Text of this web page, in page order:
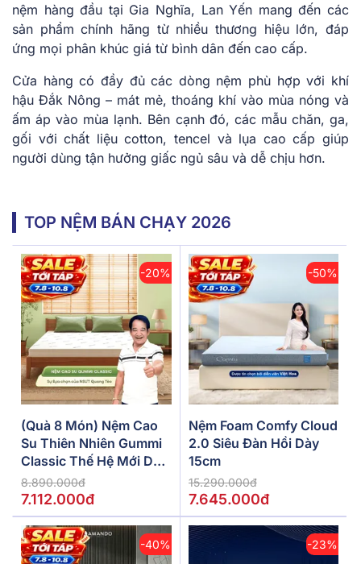
nệm hàng đầu tại Gia Nghĩa, Lan Yến mang đến các
sản phẩm chính hãng từ nhiều thương hiệu lớn, đáp
ứng mọi phân khúc giá từ bình dân đến cao cấp.
Cửa hàng có đầy đủ các dòng nệm phù hợp với khí
hậu Đắk Nông – mát mẻ, thoáng khí vào mùa nóng và
ấm áp vào mùa lạnh. Bên cạnh đó, các mẫu chăn, ga,
gối với chất liệu cotton, tencel và lụa cao cấp giúp
người dùng tận hưởng giấc ngủ sâu và dễ chịu hơn.
TOP NỆM BÁN CHẠY 2026
-20%
(Quà 8 Món) Nệm Cao
Su Thiên Nhiên Gummi
Classic Thế Hệ Mới Dày
5/10/15cm
8.890.000đ
7.112.000đ
-50%
Nệm Foam Comfy Cloud
2.0 Siêu Đàn Hồi Dày
15cm
15.290.000đ
7.645.000đ
-40% -23%